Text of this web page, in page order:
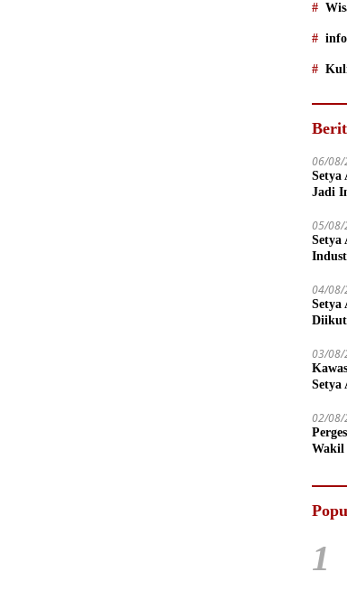
06/08/
Setya
Jadi
05/08/
Setya
04/08/
Setya
03/08/
Setya
02/08/
Wakil
1